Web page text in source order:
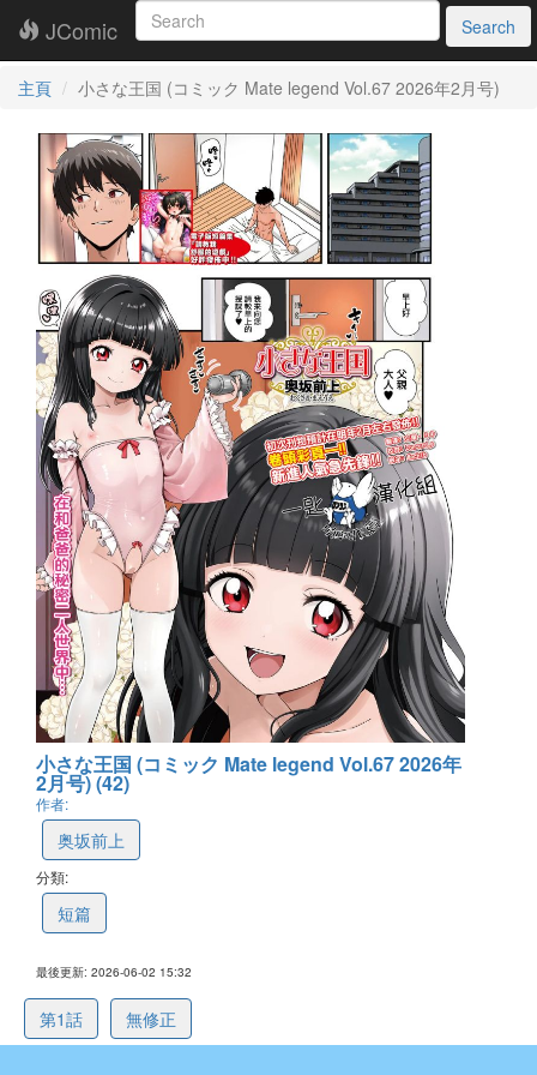
JComic Search
主頁 小さな王国 (コミック Mate legend Vol.67 2026年2月号)
小さな王国 (コミック Mate legend Vol.67 2026年
2月号) (42)
作者:
奥坂前上
分類:
短篇
最後更新: 2026-06-02 15:32
第1話 無修正